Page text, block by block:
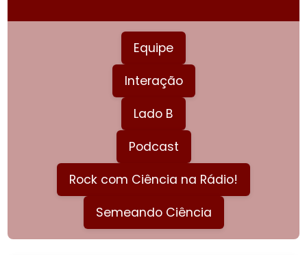
Equipe
Interação
Lado B
Podcast
Rock com Ciência na Rádio!
Semeando Ciência